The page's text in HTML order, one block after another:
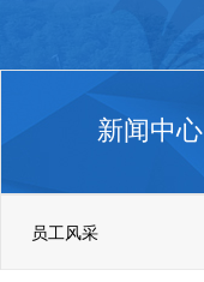
新闻中心
员工风采